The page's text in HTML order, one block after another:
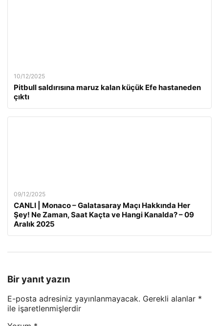
10/12/2025
Pitbull saldırısına maruz kalan küçük Efe hastaneden
çıktı
09/12/2025
CANLI | Monaco – Galatasaray Maçı Hakkında Her
Şey! Ne Zaman, Saat Kaçta ve Hangi Kanalda? – 09
Aralık 2025
Bir yanıt yazın
E-posta adresiniz yayınlanmayacak. Gerekli alanlar *
ile işaretlenmişlerdir